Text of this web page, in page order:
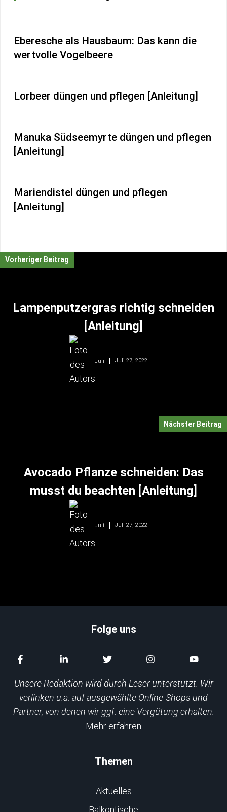
Eberesche als Hausbaum: Das kann die
wertvolle Vogelbeere
Lorbeer düngen und pflegen [Anleitung]
Manuka Südseemyrte düngen und pflegen
[Anleitung]
Mariendistel düngen und pflegen
[Anleitung]
Vorheriger Beitrag
Lampenputzergras richtig schneiden
[Anleitung]
Juli Juli 27, 2022
Nächster Beitrag
Avocado Pflanze schneiden: Das
musst du beachten [Anleitung]
Juli Juli 27, 2022
Folge uns
Unsere Redaktion wird durch Leser unterstützt. Wir
verlinken u.a. auf ausgewählte Online-Shops und
Partner, von denen wir ggf. eine Vergütung erhalten.
Mehr erfahren
Themen
Aktuelles